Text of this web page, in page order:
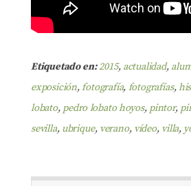
Etiquetado en:2015, actualidad,
exposición,fotografía, fotografías,
lobato, pedro lobato hoyos, pintor,
sevilla, ubrique, verano, vídeo, villa,